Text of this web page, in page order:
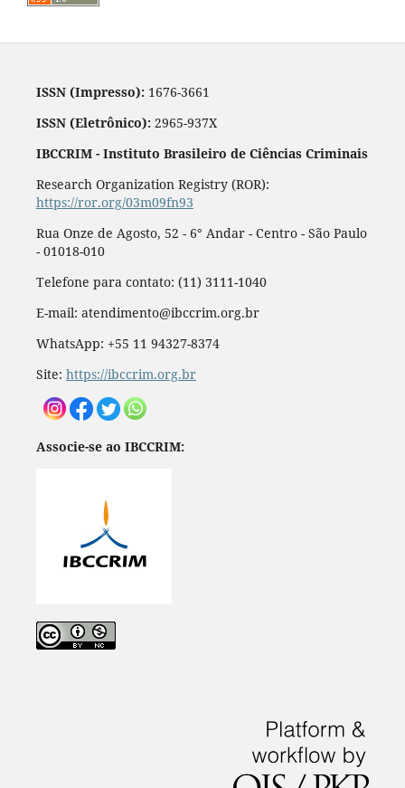
ISSN (Impresso):1676-3661
ISSN (Eletrônico):2965-937X
IBCCRIM - Instituto Brasileiro de Ciências Criminais
Research Organization Registry (ROR):
https://ror.org/03m09fn93
Rua Onze de Agosto, 52 - 6° Andar - Centro - São Paulo
- 01018-010
Telefone para contato: (11) 3111-1040
E-mail: atendimento@ibccrim.org.br
WhatsApp: +55 11 94327-8374
Site: https://ibccrim.org.br
Associe-se ao IBCCRIM: